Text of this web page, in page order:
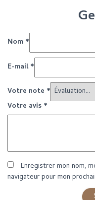
Nom *
E-mail*
Votre note *
Votre avis *
Enregistrer mon nom,
navigateur pour mon